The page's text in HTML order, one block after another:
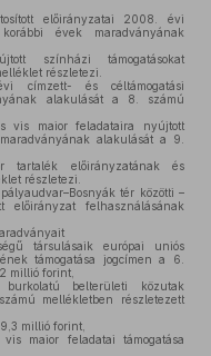
előirányzatai 2008. évi
évek maradványának
színházi támogatásokat
részletezi.
címzett- és céltámogatási
alakulását a 8. számú
vis maior feladataira nyújtott
alakulását a 9.
előirányzatának és
részletezi.
tér közötti –
előirányzat felhasználásának
társulásaik európai uniós
támogatása jogcímen a 6.
millió forint,
belterületi közutak
mellékletben részletezett
millió forint,
maior feladatai támogatása